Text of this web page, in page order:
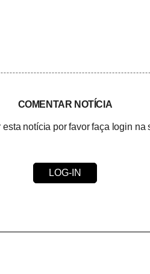
COMENTAR NOTÍCIA
esta notícia por favor faça login na
LOG-IN